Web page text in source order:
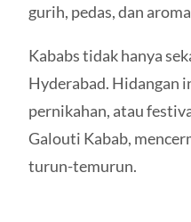
gurih, pedas, dan
Kababs tidak hanya
Hyderabad. Hidangan
pernikahan, atau
Galouti Kabab,
turun-temurun.